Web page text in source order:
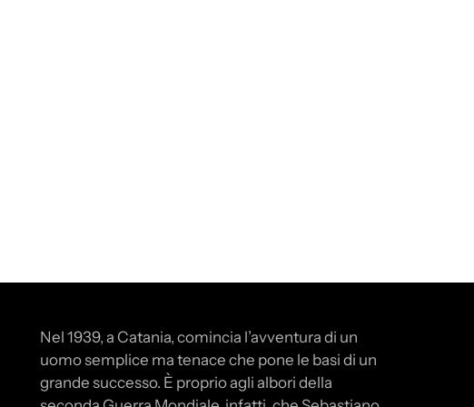
Nel 1939, a Catania, comincia l’avventura di un
uomo semplice ma tenace che pone le basi di un
grande successo. È proprio agli albori della